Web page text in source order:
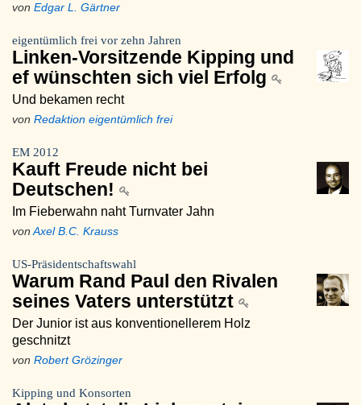
von Edgar L. Gärtner
eigentümlich frei vor zehn Jahren
Linken-Vorsitzende Kipping und
ef wünschten sich viel Erfolg
Und bekamen recht
von Redaktion eigentümlich frei
EM 2012
Kauft Freude nicht bei
Deutschen!
Im Fieberwahn naht Turnvater Jahn
von Axel B.C. Krauss
US-Präsidentschaftswahl
Warum Rand Paul den Rivalen
seines Vaters unterstützt
Der Junior ist aus konventionellerem Holz
geschnitzt
von Robert Grözinger
Kipping und Konsorten